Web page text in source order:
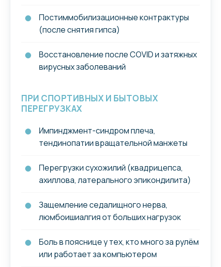
Постиммобилизационные контрактуры
(после снятия гипса)
Восстановление после COVID и затяжных
вирусных заболеваний
ПРИ СПОРТИВНЫХ И БЫТОВЫХ
ПЕРЕГРУЗКАХ
Импинджмент-синдром плеча,
тендинопатии вращательной манжеты
Перегрузки сухожилий (квадрицепса,
ахиллова, латерального эпикондилита)
Защемление седалищного нерва,
люмбоишиалгия от больших нагрузок
Боль в пояснице у тех, кто много за рулём
или работает за компьютером